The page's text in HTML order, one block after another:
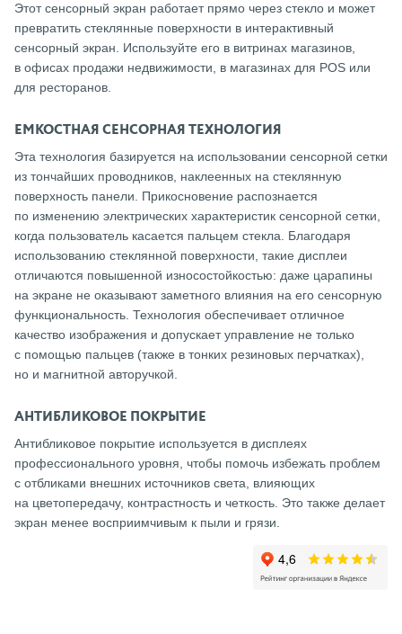
Этот сенсорный экран работает прямо через стекло и может
превратить стеклянные поверхности в интерактивный
сенсорный экран. Используйте его в витринах магазинов,
в офисах продажи недвижимости, в магазинах для POS или
для ресторанов.
ЕМКОСТНАЯ СЕНСОРНАЯ ТЕХНОЛОГИЯ
Эта технология базируется на использовании сенсорной сетки
из тончайших проводников, наклеенных на стеклянную
поверхность панели. Прикосновение распознается
по изменению электрических характеристик сенсорной сетки,
когда пользователь касается пальцем стекла. Благодаря
использованию стеклянной поверхности, такие дисплеи
отличаются повышенной износостойкостью: даже царапины
на экране не оказывают заметного влияния на его сенсорную
функциональность. Технология обеспечивает отличное
качество изображения и допускает управление не только
с помощью пальцев (также в тонких резиновых перчатках),
но и магнитной авторучкой.
АНТИБЛИКОВОЕ ПОКРЫТИЕ
Антибликовое покрытие используется в дисплеях
профессионального уровня, чтобы помочь избежать проблем
с отбликами внешних источников света, влияющих
на цветопередачу, контрастность и четкость. Это также делает
экран менее восприимчивым к пыли и грязи.